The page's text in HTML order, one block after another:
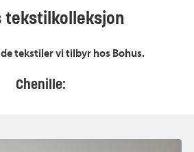
tekstilkolleksjon
tekstiler vi tilbyr hos Bohus.
Chenille: